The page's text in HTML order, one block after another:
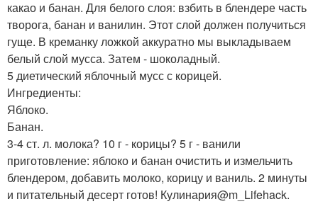
какао и банан. Для белого слоя: взбить в блендере часть
творога, банан и ванилин. Этот слой должен получиться
гуще. В креманку ложкой аккуратно мы выкладываем
белый слой мусса. Затем - шоколадный.
5 диетический яблочный мусс с корицей.
Ингредиенты:
Яблоко.
Банан.
3-4 ст. л. молока? 10 г - корицы? 5 г - ванили
приготовление: яблоко и банан очистить и измельчить
блендером, добавить молоко, корицу и ваниль. 2 минуты
и питательный десерт готов! Кулинария@m_Lifehack.